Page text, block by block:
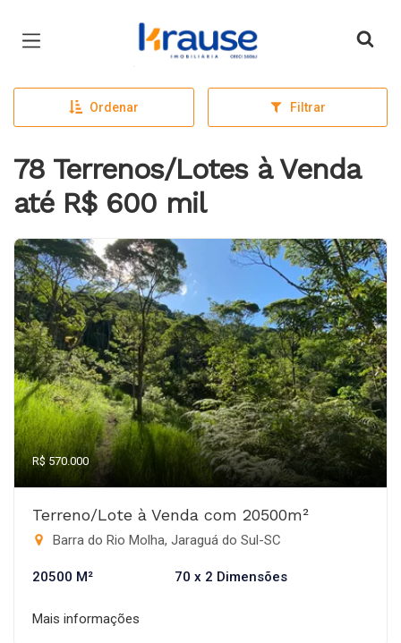
Página inicial
Ordenar Filtrar
78 Terrenos/Lotes à Venda
até R$ 600 mil
R$ 570.000
Terreno/Lote à Venda com 20500m²
Barra do Rio Molha, Jaraguá do Sul-SC
20500 M² 70 x 2 Dimensões
Mais informações